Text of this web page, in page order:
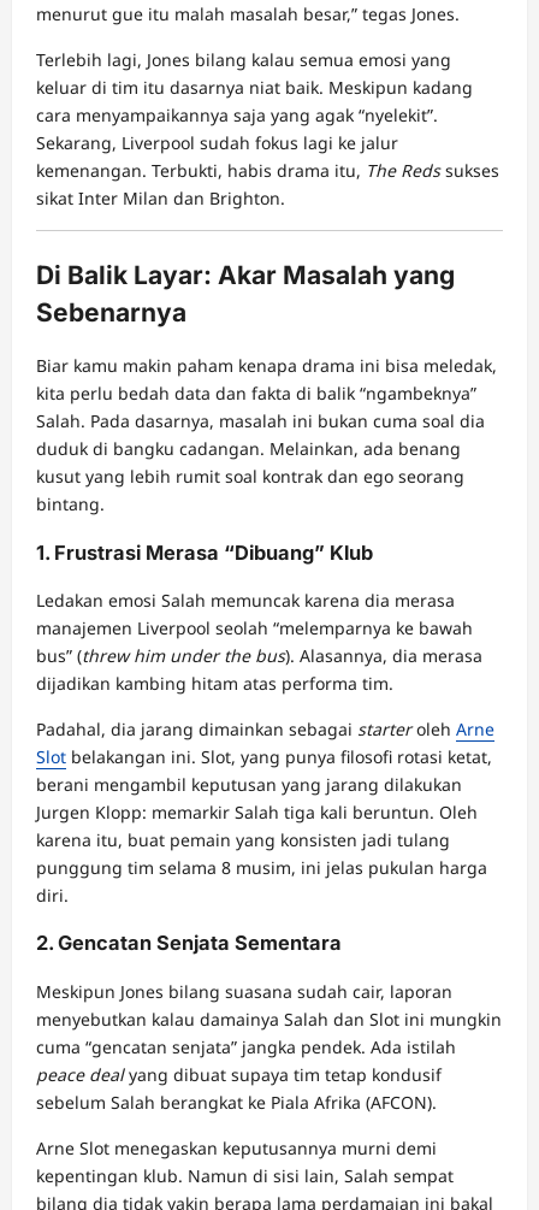
menurut gue itu malah masalah besar,” tegas Jones.
Terlebih lagi, Jones bilang kalau semua emosi yang
keluar di tim itu dasarnya niat baik. Meskipun kadang
cara menyampaikannya saja yang agak “nyelekit”.
Sekarang, Liverpool sudah fokus lagi ke jalur
kemenangan. Terbukti, habis drama itu, The Redssukses
sikat Inter Milan dan Brighton.
Di Balik Layar: Akar Masalah yang
Sebenarnya
Biar kamu makin paham kenapa drama ini bisa meledak,
kita perlu bedah data dan fakta di balik “ngambeknya”
Salah. Pada dasarnya, masalah ini bukan cuma soal dia
duduk di bangku cadangan. Melainkan, ada benang
kusut yang lebih rumit soal kontrak dan ego seorang
bintang.
1. Frustrasi Merasa “Dibuang” Klub
Ledakan emosi Salah memuncak karena dia merasa
manajemen Liverpool seolah “melemparnya ke bawah
bus” (threw him under the bus). Alasannya, dia merasa
dijadikan kambing hitam atas performa tim.
Padahal, dia jarang dimainkan sebagai starteroleh Arne
Slot belakangan ini. Slot, yang punya filosofi rotasi ketat,
berani mengambil keputusan yang jarang dilakukan
Jurgen Klopp: memarkir Salah tiga kali beruntun. Oleh
karena itu, buat pemain yang konsisten jadi tulang
punggung tim selama 8 musim, ini jelas pukulan harga
diri.
2. Gencatan Senjata Sementara
Meskipun Jones bilang suasana sudah cair, laporan
menyebutkan kalau damainya Salah dan Slot ini mungkin
cuma “gencatan senjata” jangka pendek. Ada istilah
peace dealyang dibuat supaya tim tetap kondusif
sebelum Salah berangkat ke Piala Afrika (AFCON).
Arne Slot menegaskan keputusannya murni demi
kepentingan klub. Namun di sisi lain, Salah sempat
bilang dia tidak yakin berapa lama perdamaian ini bakal